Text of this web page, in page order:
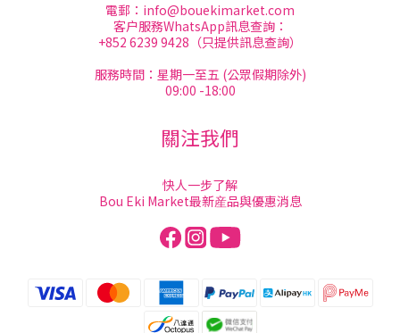
電郵： info@bouekimarket.com
客户服務WhatsApp訊息查詢：
+852 6239 9428（只提供訊息查詢）
服務時間：星期一至五 (公眾假期除外)
09:00 -18:00
關注我們
快人一步了解
Bou Eki Market最新産品與優惠消息